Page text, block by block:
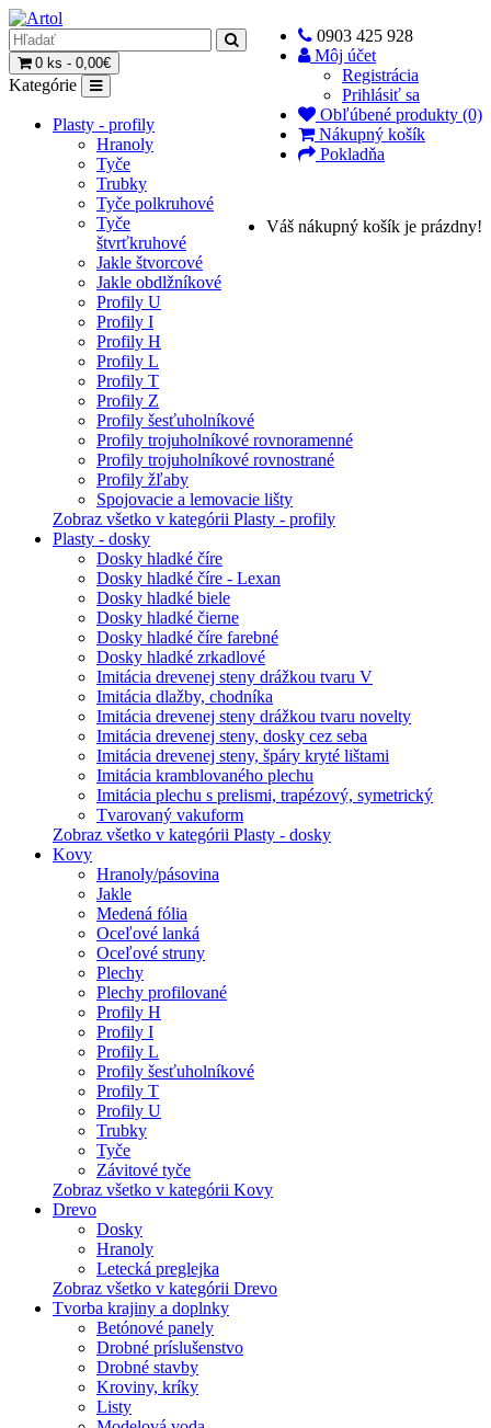
0903 425 928
Môj účet
Registrácia
Prihlásiť sa
Obľúbené produkty (0)
Nákupný košík
Pokladňa
0 ks - 0,00€
Váš nákupný košík je prázdny!
Kategórie
Plasty - profily
Hranoly
Tyče
Trubky
Tyče polkruhové
Tyče
štvrťkruhové
Jakle štvorcové
Jakle obdlžníkové
Profily U
Profily I
Profily H
Profily L
Profily T
Profily Z
Profily šesťuholníkové
Profily trojuholníkové rovnoramenné
Profily trojuholníkové rovnostrané
Profily žľaby
Spojovacie a lemovacie lišty
Zobraz všetko v kategórii Plasty - profily
Plasty - dosky
Dosky hladké číre
Dosky hladké číre - Lexan
Dosky hladké biele
Dosky hladké čierne
Dosky hladké číre farebné
Dosky hladké zrkadlové
Imitácia drevenej steny drážkou tvaru V
Imitácia dlažby, chodníka
Imitácia drevenej steny drážkou tvaru novelty
Imitácia drevenej steny, dosky cez seba
Imitácia drevenej steny, špáry kryté lištami
Imitácia kramblovaného plechu
Imitácia plechu s prelismi, trapézový, symetrický
Tvarovaný vakuform
Zobraz všetko v kategórii Plasty - dosky
Kovy
Hranoly/pásovina
Jakle
Medená fólia
Oceľové lanká
Oceľové struny
Plechy
Plechy profilované
Profily H
Profily I
Profily L
Profily šesťuholníkové
Profily T
Profily U
Trubky
Tyče
Závitové tyče
Zobraz všetko v kategórii Kovy
Drevo
Dosky
Hranoly
Letecká preglejka
Zobraz všetko v kategórii Drevo
Tvorba krajiny a doplnky
Betónové panely
Drobné príslušenstvo
Drobné stavby
Kroviny, kríky
Listy